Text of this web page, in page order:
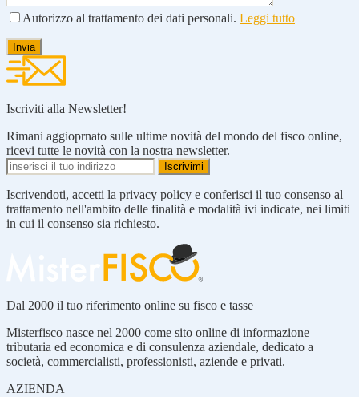
Autorizzo al trattamento dei dati personali. Leggi tutto
Iscriviti alla Newsletter!
Rimani aggioprnato sulle ultime novità del mondo del fisco online,
ricevi tutte le novità con la nostra newsletter.
Iscrivendoti, accetti la privacy policy e conferisci il tuo consenso al
trattamento nell'ambito delle finalità e modalità ivi indicate, nei limiti
in cui il consenso sia richiesto.
Dal 2000 il tuo riferimento online su fisco e tasse
Misterfisco nasce nel 2000 come sito online di informazione
tributaria ed economica e di consulenza aziendale, dedicato a
società, commercialisti, professionisti, aziende e privati.
AZIENDA